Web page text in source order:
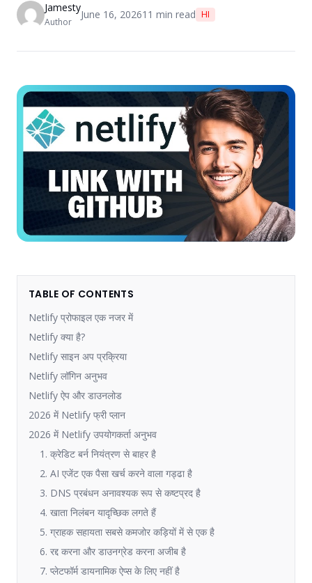
Jamesty
Author
June 16, 202611 min read HI
TABLE OF CONTENTS
Netlify प्रोफाइल एक नजर में
Netlify क्या है?
Netlify साइन अप प्रक्रिया
Netlify लॉगिन अनुभव
Netlify ऐप और डाउनलोड
2026 में Netlify फ्री प्लान
2026 में Netlify उपयोगकर्ता अनुभव
1. क्रेडिट बर्न नियंत्रण से बाहर है
2. AI एजेंट एक पैसा खर्च करने वाला गड्ढा है
3. DNS प्रबंधन अनावश्यक रूप से कष्टप्रद है
4. खाता निलंबन यादृच्छिक लगते हैं
5. ग्राहक सहायता सबसे कमजोर कड़ियों में से एक है
6. रद्द करना और डाउनग्रेड करना अजीब है
7. प्लेटफॉर्म डायनामिक ऐप्स के लिए नहीं है